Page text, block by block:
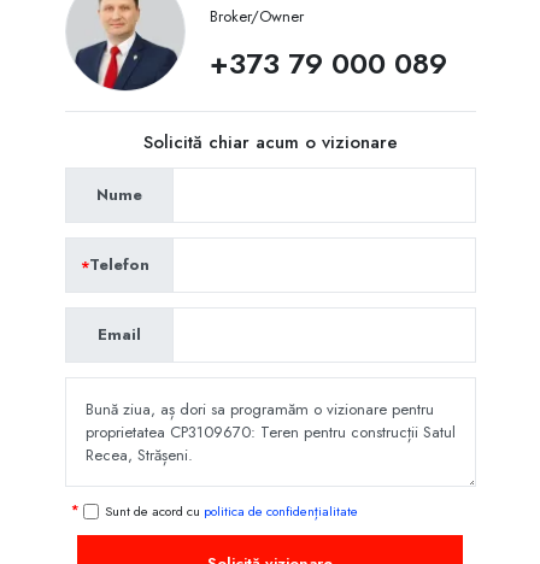
Broker/Owner
+373 79 000 089
Solicită chiar acum o vizionare
Nume
Telefon
Email
Sunt de acord cu politica de confidențialitate